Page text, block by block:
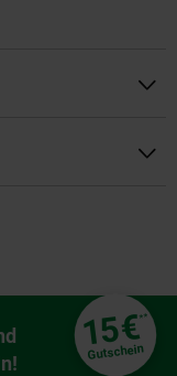
15€**
Gutschein